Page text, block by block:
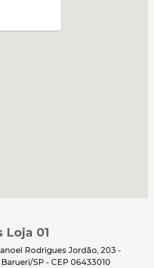
Loja 01
Rodrigues Jordão, 203 -
SP - CEP 06433010